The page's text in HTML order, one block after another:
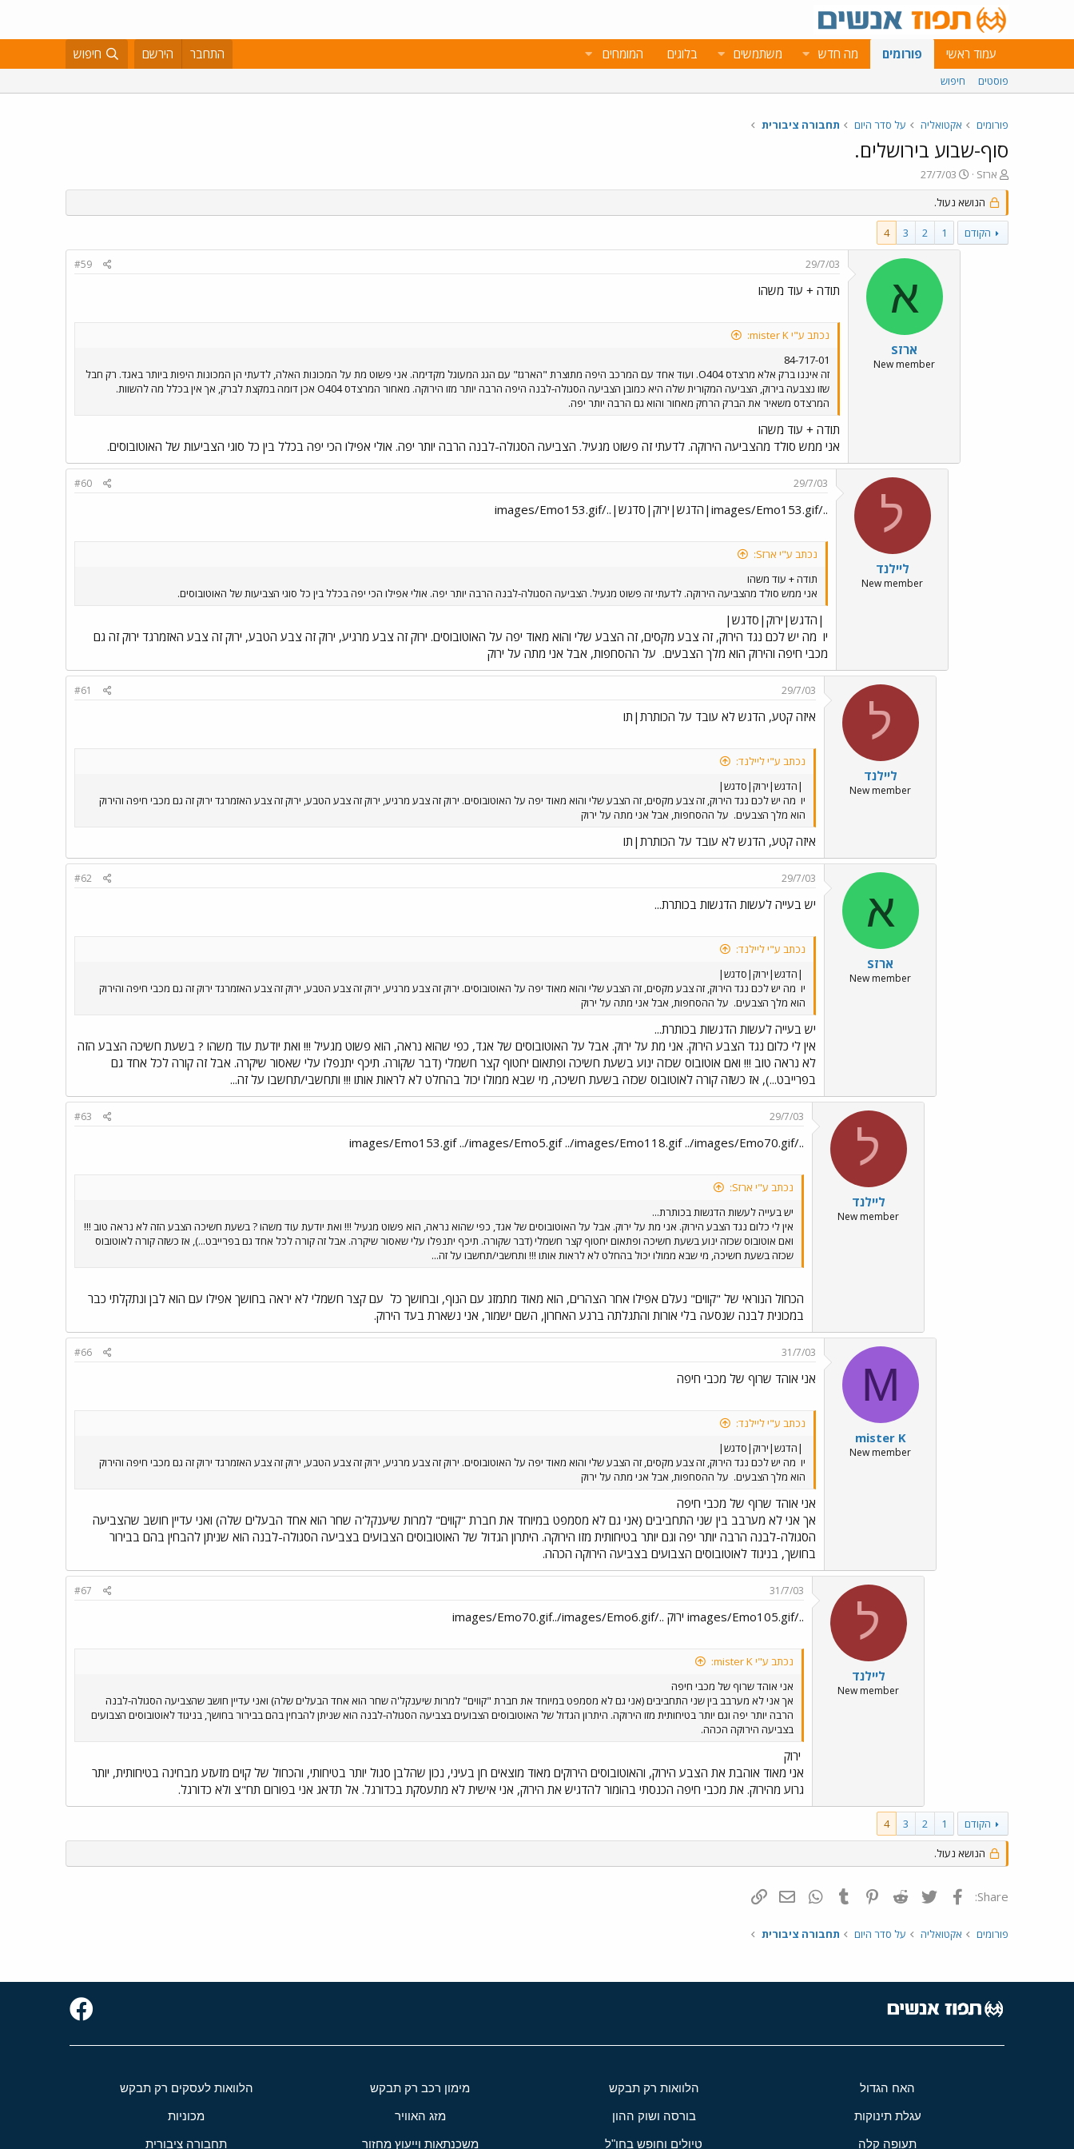
עמוד ראשי פורומים מה חדש משתמשים בלוגים המומחים התחבר הירשם חיפוש
פוסטים חיפוש
פורומים אקטואליה על סדר היום תחבורה ציבורית
סוף-שבוע בירושלים.
פ
ו
ת
ח
ה
נ
ארזS
פ
ו
ר
ס
ב
27/7/03
הנושא נעול.
הקודם 1
2
3
4
א
ארזS
New member
29/7/03
#59
תודה + עוד משהו
נכתב ע"י mister K:
84-717-01
זה איננו ברק אלא מרצדס O404. ועוד אחד עם המרכב היפה מתוצרת "הארגז" עם הגג המעוגל מקדימה. אני פשוט מת על המכונות האלה, לדעתי הן המכונות היפות ביותר באגד. רק חבל
שזו נצבעה בירוק, הצביעה המקורית שלה היא כמובן הצביעה הסגולה-לבנה היפה הרבה יותר מזו הירוקה. מאחור המרצדס O404 אכן דומה במקצת לברק, אך אין בכלל מה להשוות.
המרצדס משאיר את הברק הרחק מאחור והוא גם הרבה יותר יפה.
תודה + עוד משהו
אני ממש סולד מהצביעה הירוקה. לדעתי זה פשוט מגעיל. הצביעה הסגולה-לבנה הרבה יותר יפה. אולי אפילו הכי יפה בכלל בין כל סוגי הצביעות של האוטובוסים.
ל
ליילנד
New member
29/7/03
#60
../images/Emo153.gif|הדגש|ירוק|סדגש|../images/Emo153.gif
נכתב ע"י ארזS:
תודה + עוד משהו
אני ממש סולד מהצביעה הירוקה. לדעתי זה פשוט מגעיל. הצביעה הסגולה-לבנה הרבה יותר יפה. אולי אפילו הכי יפה בכלל בין כל סוגי הצביעות של האוטובוסים.
|הדגש|ירוק|סדגש|
יו מה יש לכם נגד הירוק, זה צבע מקסים, זה הצבע שלי והוא מאוד יפה על האוטובוסים. ירוק זה צבע מרגיע, ירוק זה צבע הטבע, ירוק זה צבע האזמרגד ירוק זה גם
מכבי חיפה והירוק הוא מלך הצבעים. על ההסחפות, אבל אני מתה על ירוק
ל
ליילנד
New member
29/7/03
#61
איזה קטע, הדגש לא עובד על הכותרת|תו
נכתב ע"י ליילנד:
|הדגש|ירוק|סדגש|
יו מה יש לכם נגד הירוק, זה צבע מקסים, זה הצבע שלי והוא מאוד יפה על האוטובוסים. ירוק זה צבע מרגיע, ירוק זה צבע הטבע, ירוק זה צבע האזמרגד ירוק זה גם מכבי חיפה והירוק
הוא מלך הצבעים. על ההסחפות, אבל אני מתה על ירוק
איזה קטע, הדגש לא עובד על הכותרת|תו
א
ארזS
New member
29/7/03
#62
יש בעייה לעשות הדגשות בכותרת...
נכתב ע"י ליילנד:
|הדגש|ירוק|סדגש|
יו מה יש לכם נגד הירוק, זה צבע מקסים, זה הצבע שלי והוא מאוד יפה על האוטובוסים. ירוק זה צבע מרגיע, ירוק זה צבע הטבע, ירוק זה צבע האזמרגד ירוק זה גם מכבי חיפה והירוק
הוא מלך הצבעים. על ההסחפות, אבל אני מתה על ירוק
יש בעייה לעשות הדגשות בכותרת...
אין לי כלום נגד הצבע הירוק. אני מת על ירוק. אבל על האוטובוסים של אגד, כפי שהוא נראה, הוא פשוט מגעיל !!! ואת יודעת עוד משהו ? בשעת חשיכה הצבע הזה
לא נראה טוב !!! ואם אוטובוס שכזה ינוע בשעת חשיכה ופתאום יחטוף קצר חשמלי (דבר שקורה. תיכף יתנפלו עלי שאסור שיקרה. אבל זה קורה לכל אחד גם
בפרייבט...), אז כשזה קורה לאוטובוס שכזה בשעת חשיכה, מי שבא ממולו יכול בהחלט לא לראות אותו !!! ותחשבי/תחשבו על זה...
ל
ליילנד
New member
29/7/03
#63
../images/Emo153.gif ../images/Emo5.gif ../images/Emo118.gif ../images/Emo70.gif
נכתב ע"י ארזS:
יש בעייה לעשות הדגשות בכותרת...
אין לי כלום נגד הצבע הירוק. אני מת על ירוק. אבל על האוטובוסים של אגד, כפי שהוא נראה, הוא פשוט מגעיל !!! ואת יודעת עוד משהו ? בשעת חשיכה הצבע הזה לא נראה טוב !!!
ואם אוטובוס שכזה ינוע בשעת חשיכה ופתאום יחטוף קצר חשמלי (דבר שקורה. תיכף יתנפלו עלי שאסור שיקרה. אבל זה קורה לכל אחד גם בפרייבט...), אז כשזה קורה לאוטובוס
שכזה בשעת חשיכה, מי שבא ממולו יכול בהחלט לא לראות אותו !!! ותחשבי/תחשבו על זה...
הכחול הנוראי של "קווים" נעלם אפילו אחר הצהרים, הוא מאוד מתמזג עם הנוף, ובחושך כל עם קצר חשמלי לא יראה בחושך אפילו עם הוא לבן ונתקלתי כבר
במכונית לבנה שנסעה בלי אורות והתגלתה ברגע האחרון, השם ישמור, אני נשארת בעד הירוק.
M
mister K
New member
31/7/03
#66
אני אוהד שרוף של מכבי חיפה
נכתב ע"י ליילנד:
|הדגש|ירוק|סדגש|
יו מה יש לכם נגד הירוק, זה צבע מקסים, זה הצבע שלי והוא מאוד יפה על האוטובוסים. ירוק זה צבע מרגיע, ירוק זה צבע הטבע, ירוק זה צבע האזמרגד ירוק זה גם מכבי חיפה והירוק
הוא מלך הצבעים. על ההסחפות, אבל אני מתה על ירוק
אני אוהד שרוף של מכבי חיפה
אך אני לא מערבב בין שני התחביבים (אני גם לא מסמפט במיוחד את חברת "קווים" למרות שיענקל'ה שחר הוא אחד הבעלים שלה) ואני עדיין חושב שהצביעה
הסגולה-לבנה הרבה יותר יפה וגם יותר בטיחותית מזו הירוקה. היתרון הגדול של האוטובוסים הצבועים בצביעה הסגולה-לבנה הוא שניתן להבחין בהם בבירור
בחושך, בניגוד לאוטובוסים הצבועים בצביעה הירוקה הכהה.
ל
ליילנד
New member
31/7/03
#67
../images/Emo105.gif ירוק ../images/Emo70.gif../images/Emo6.gif
נכתב ע"י mister K:
אני אוהד שרוף של מכבי חיפה
אך אני לא מערבב בין שני התחביבים (אני גם לא מסמפט במיוחד את חברת "קווים" למרות שיענקל'ה שחר הוא אחד הבעלים שלה) ואני עדיין חושב שהצביעה הסגולה-לבנה
הרבה יותר יפה וגם יותר בטיחותית מזו הירוקה. היתרון הגדול של האוטובוסים הצבועים בצביעה הסגולה-לבנה הוא שניתן להבחין בהם בבירור בחושך, בניגוד לאוטובוסים הצבועים
בצביעה הירוקה הכהה.
ירוק
אני מאוד אוהבת את הצבע הירוק, והאוטובוסים הירוקים מאוד מוצאים חן בעיני, נכון שהלבן סגול יותר בטיחותי, והכחול של קוים מזעזע מבחינה בטיחותית, יותר
גרוע מהירוק. את מכבי חיפה הכנסתי בהומור להדגיש את הירוק, אני אישית לא מתעסקת בכדורגל. אל תדאג אני בפורום תח"צ ולא כדורגל.
הקודם 1
2
3
4
הנושא נעול.
Share: פייסבוק Twitter
Reddit
Pinterest
Tumblr
WhatsAppדואר אלקטרוני
פורומים אקטואליה על סדר היום תחבורה ציבורית
האח הגדול הלוואות רק תבקש מימון רכב רק תבקש הלוואות לעסקים רק תבקש
עגלת תינוקות בורסה ושוק ההון מזג האוויר מכוניות
תעופה קלה טיולים וחופש בחו"ל משכנתאות וייעוץ מחזור תחבורה ציבורית